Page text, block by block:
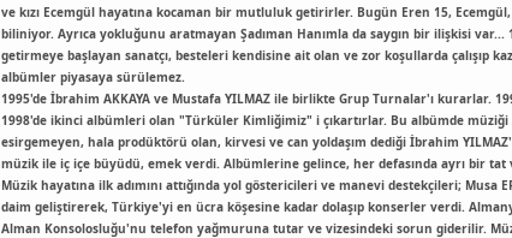
ve kızı Ecemgül hayatına kocaman bir mutluluk getirirler. Bugün Eren 15,
biliniyor. Ayrıca yokluğunu aratmayan Şadıman Hanımla da saygın bir ilişkisi
getirmeye başlayan sanatçı, besteleri kendisine ait olan ve zor koşullarda çalışıp
albümler piyasaya sürülemez.
1995'de İbrahim AKKAYA ve Mustafa YILMAZ ile birlikte Grup Turnalar'ı kurarlar.
1998'de ikinci albümleri olan "Türküler Kimliğimiz" i çıkartırlar. Bu albümde
esirgemeyen, hala prodüktörü olan, kirvesi ve can yoldaşım dediği İbrahim
müzik ile iç içe büyüdü, emek verdi. Albümlerine gelince, her defasında ayrı bir
Müzik hayatına ilk adımını attığında yol göstericileri ve manevi destekçileri; Musa
daim geliştirerek, Türkiye'yi en ücra köşesine kadar dolaşıp konserler verdi.
Alman Konsolosluğu'nu telefon yağmuruna tutar ve vizesindeki sorun giderilir.